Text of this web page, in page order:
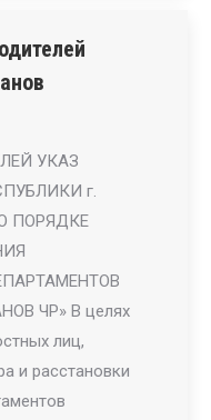
УКАЗ
г.
ПОРЯДКЕ
ЧР» В целях
лиц,
и расстановки